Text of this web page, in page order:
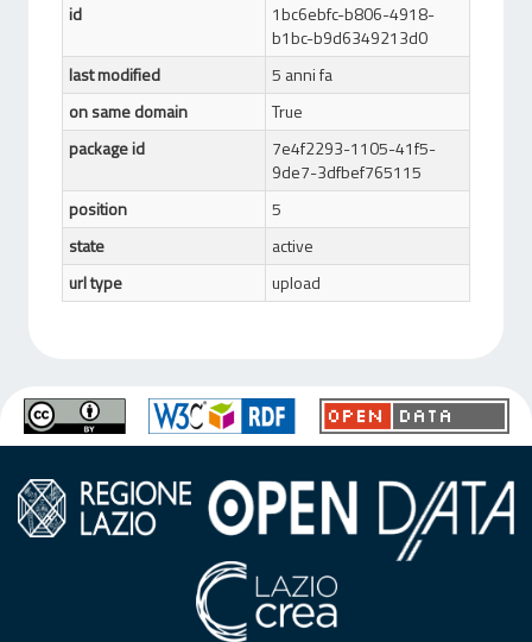
id
1bc6ebfc-b806-4918-
b1bc-b9d6349213d0
last modified
5 anni fa
on same domain
True
package id
7e4f2293-1105-41f5-
9de7-3dfbef765115
position
5
state
active
url type
upload